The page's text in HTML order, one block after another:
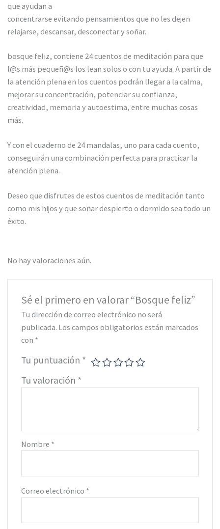
que ayudan a
concentrarse evitando pensamientos que no les dejen
relajarse, descansar, desconectar y soñar.
bosque feliz, contiene 24 cuentos de meditación para que
l@s más pequeñ@s los lean solos o con tu ayuda. A partir de
la atención plena en los cuentos podrán llegar a la calma,
mejorar su concentración, potenciar su confianza,
creatividad, memoria y autoestima, entre muchas cosas
más.
Y con el cuaderno de 24 mandalas, uno para cada cuento,
conseguirán una combinación perfecta para practicar la
atención plena.
Deseo que disfrutes de estos cuentos de meditación tanto
como mis hijos y que soñar despierto o dormido sea todo un
éxito.
No hay valoraciones aún.
Sé el primero en valorar “Bosque feliz”
Tu dirección de correo electrónico no será
publicada. Los campos obligatorios están marcados
con *
Tu puntuación *
Tu valoración *
Nombre *
Correo electrónico *